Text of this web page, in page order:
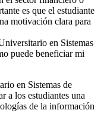
es que el estudiante
motivación clara para
en Sistemas
puede beneficiar mi
en Sistemas de
a los estudiantes una
de la información